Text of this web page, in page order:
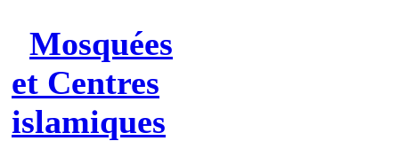
Mosquées
et Centres
islamiques